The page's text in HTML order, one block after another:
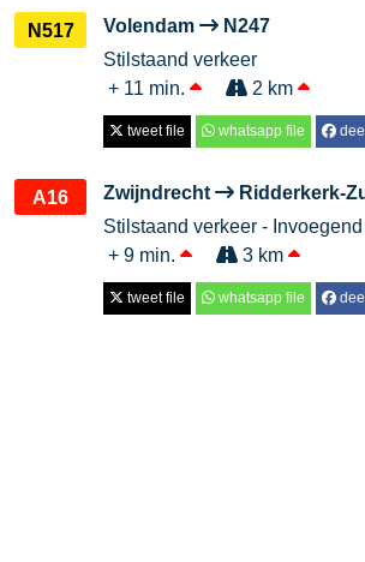
N517 Volendam
N247
Stilstaand verkeer
+ 11 min.
2 km
tweet file whatsapp file
A16 Zwijndrecht
Ridderkerk-
Stilstaand verkeer -
+ 9 min.
3 km
tweet file whatsapp file